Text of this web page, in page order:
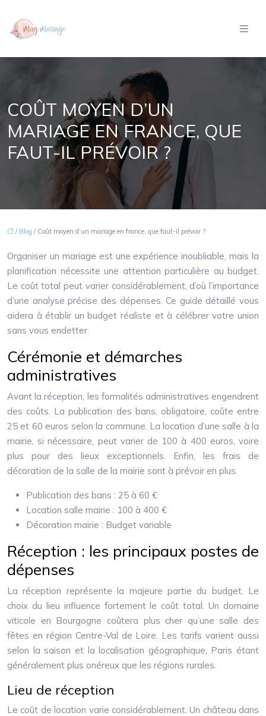
COÛT MOYEN D’UN
MARIAGE EN FRANCE, QUE
FAUT-IL PRÉVOIR ?
/ Blog / Coût moyen d’un mariage en france, que faut-il prévoir ?
Organiser un mariage est une expérience inoubliable, mais la
planification nécessite une attention particulière au budget.
Le coût total peut varier considérablement, d’où l’importance
d’une analyse précise des dépenses. Ce guide détaillé vous
aidera à établir un budget réaliste et à célébrer votre union
sans vous endetter.
Cérémonie et démarches
administratives
Avant la réception, les formalités administratives engendrent
des coûts. La publication des bans, obligatoire, coûte entre
25 et 60 euros selon la commune. La location d’une salle à la
mairie, si nécessaire, peut varier de 100 à 400 euros, voire
plus pour des lieux exceptionnels. Enfin, les frais de
décoration de la salle de la mairie sont à prévoir en plus.
Publication des bans : 25 à 60 €
Location salle mairie : 100 à 400 €
Décoration mairie : Budget variable
Réception : les principaux postes de
dépenses
La réception représente la majeure partie du budget. Le
choix du lieu influence fortement le coût total. Un domaine
viticole en Bourgogne coûtera plus cher qu’une salle des
fêtes en région Centre-Val de Loire. Les tarifs varient aussi
selon la saison et la localisation géographique, Paris étant
généralement plus onéreux que les régions rurales.
Lieu de réception
Le coût de location varie considérablement. Un château dans